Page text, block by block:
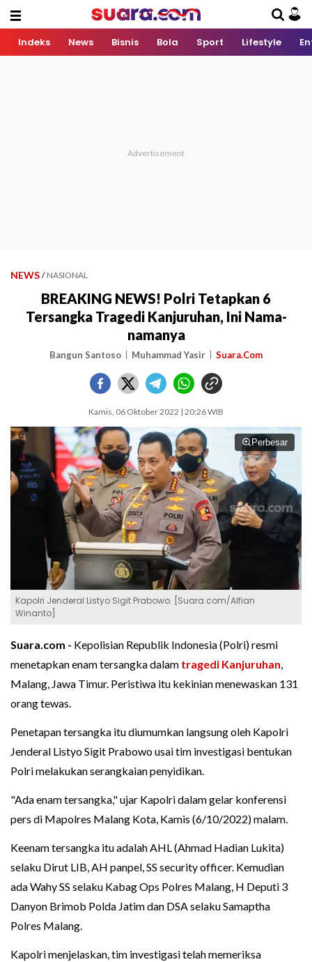
Indeks News Bisnis Bola Sport Lifestyle
NEWS / NASIONAL
BREAKING NEWS! Polri Tetapkan 6
Tersangka Tragedi Kanjuruhan, Ini Nama-
namanya
Bangun Santoso Muhammad Yasir Suara.Com
Kamis, 06 Oktober 2022 | 20:26 WIB
Perbesar
Kapolri Jenderal Listyo Sigit Prabowo. [Suara.com/Alfian
Winanto]
Suara.com - Kepolisian Republik Indonesia (Polri) resmi
menetapkan enam tersangka dalam tragedi Kanjuruhan,
Malang, Jawa Timur. Peristiwa itu kekinian menewaskan 131
orang tewas.
Penetapan tersangka itu diumumkan langsung oleh Kapolri
Jenderal Listyo Sigit Prabowo usai tim investigasi bentukan
Polri melakukan serangkaian penyidikan.
"Ada enam tersangka," ujar Kapolri dalam gelar konferensi
pers di Mapolres Malang Kota, Kamis (6/10/2022) malam.
Keenam tersangka itu adalah AHL (Ahmad Hadian Lukita)
selaku Dirut LIB, AH panpel, SS security officer. Kemudian
ada Wahy SS selaku Kabag Ops Polres Malang, H Deputi 3
Danyon Brimob Polda Jatim dan DSA selaku Samaptha
Polres Malang.
Kapolri menjelaskan, tim investigasi telah memeriksa